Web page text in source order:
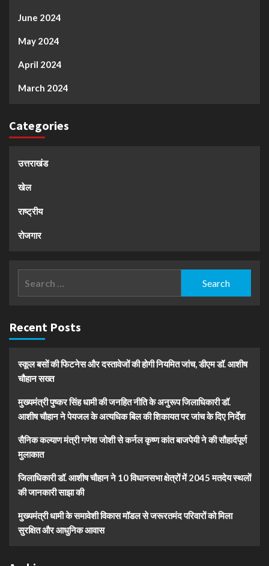
June 2024
May 2024
April 2024
March 2024
Categories
उत्तराखंड
खेल
राष्ट्रीय
रोजगार
Recent Posts
स्कूल बसों की फिटनेस और दस्तावेजों की होगी नियमित जांच, डीएम डॉ. आशीष
चौहान सख्त
मुख्यमंत्री पुष्कर सिंह धामी की जनहित नीति के अनुरूप जिलाधिकारी डॉ.
आशीष चौहान ने पेयजल के अत्यधिक बिल की शिकायत पर जांच के दिए निर्देश
सैनिक कल्याण मंत्री गणेश जोशी से कर्नल कृष्ण कांत बाजपेयी ने की सौहार्दपूर्ण
मुलाकात
जिलाधिकारी डॉ. आशीष चौहान ने 10 विधानसभा क्षेत्रों में 2045 मतदेय स्थलों
की जानकारी साझा की
मुख्यमंत्री धामी के समावेशी विकास मॉडल से जरूरतमंद परिवारों को मिला
सुरक्षित और आधुनिक आवास